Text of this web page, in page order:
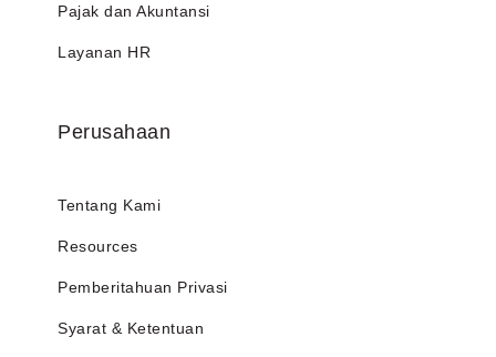
Pajak dan Akuntansi
Layanan HR
Perusahaan
Tentang Kami
Resources
Pemberitahuan Privasi
Syarat & Ketentuan